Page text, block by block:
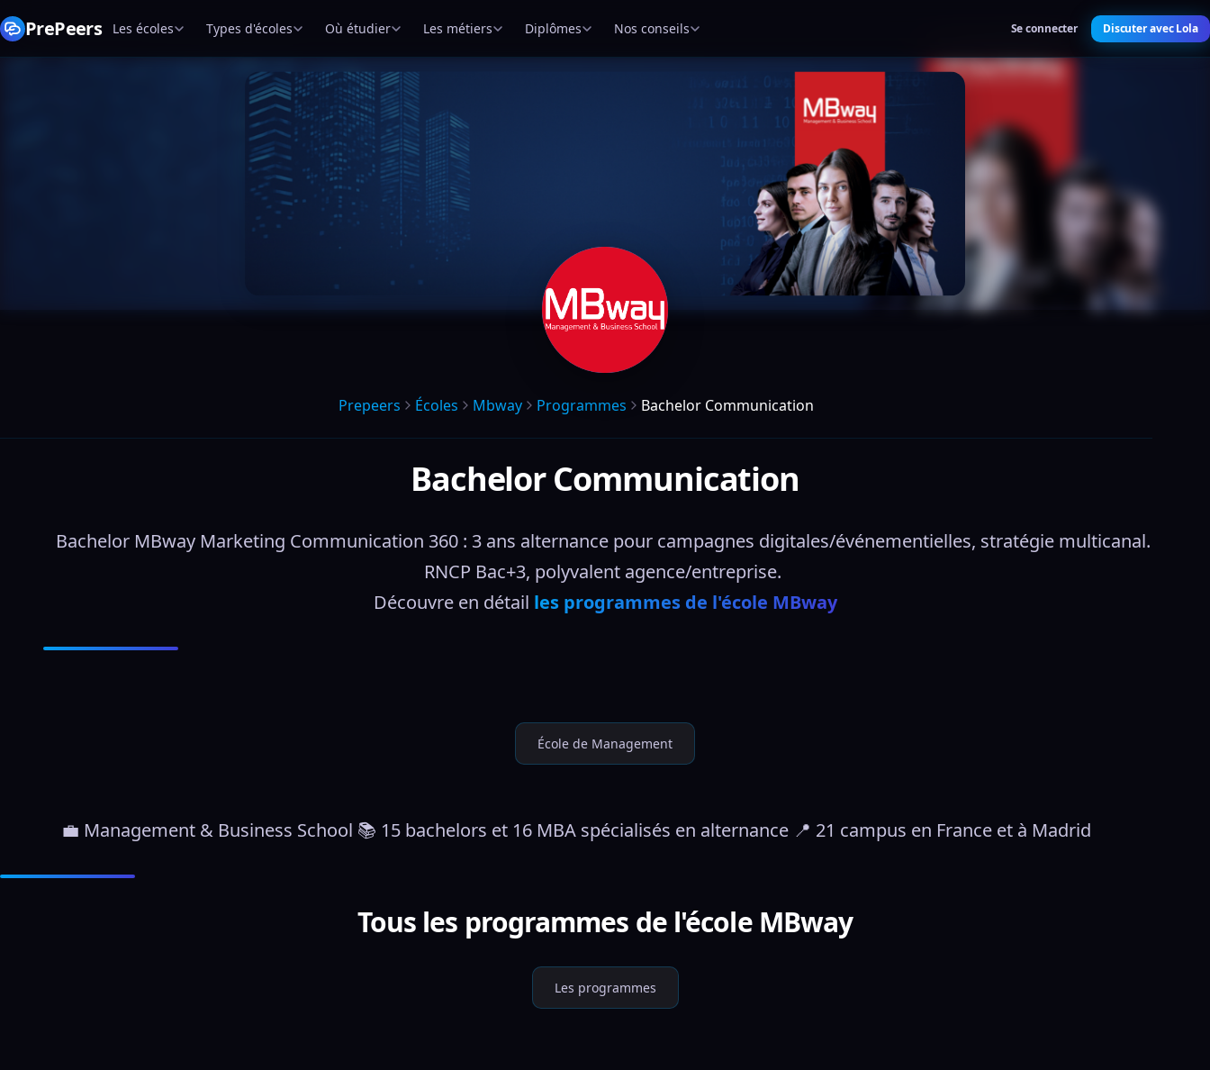
PrePeers Les écoles Types d'écoles Où étudier Les métiers Diplômes Nos conseils Se connecter Discuter avec Lola
Prepeers Écoles Mbway Programmes Bachelor Communication
Bachelor Communication
Bachelor MBway Marketing Communication 360 : 3 ans alternance pour campagnes digitales/événementielles, stratégie multicanal.
RNCP Bac+3, polyvalent agence/entreprise.
Découvre en détail les programmes de l'école MBway
École de Management
💼 Management & Business School 📚 15 bachelors et 16 MBA spécialisés en alternance 📍 21 campus en France et à Madrid
Tous les programmes de l'école MBway
Les programmes